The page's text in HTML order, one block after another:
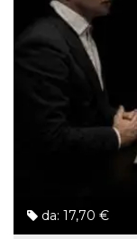
da: 17,70 €